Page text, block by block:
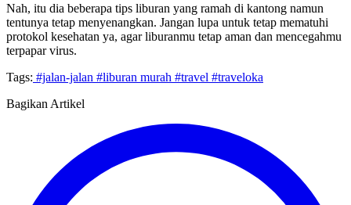
Nah, itu dia beberapa tips liburan yang ramah di kantong namun
tentunya tetap menyenangkan. Jangan lupa untuk tetap mematuhi
protokol kesehatan ya, agar liburanmu tetap aman dan mencegahmu
terpapar virus.
Tags: #jalan-jalan #liburan murah #travel #traveloka
Bagikan Artikel